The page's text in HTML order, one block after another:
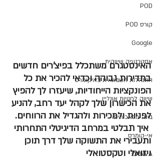
POD
קורס POD
Google
אסטרטגיה שיווקית
התנהלות חשבונאית באיקומרס
שיווק לחנויות אונליין
בינה מלאכותית
אי-קומרס
CANVA
האינסטגרם משתכלל בפיצ'רים חדשים
בתדירות גבוהה וכדאי להכיר את כל
הפונקציות הייחודיות, שיעזרו לך להפיץ
את הכישרון שלך לקהל יעד רחב, להניע
לפניות ולמכירות ולהגדיל את הרווחים.
איך תבלטי במרחב הדיגיטלי התחרותי
ותעבירי את התשוקה שלך דרך תוכן
ויזואלי וטקסטואלי